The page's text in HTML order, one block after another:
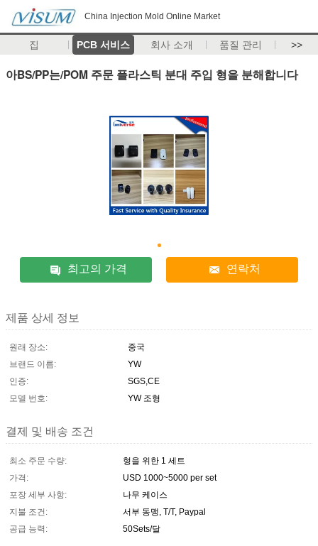
China Injection Mold Online Market
집 PCB 서비스 회사 소개 품질 관리 >>
아BS/PP는/POM 주문 플라스틱 분대 주입 형을 분해합니다
최고의 가격 연락처
제품 상세 정보
원래 장소:
중국
브랜드 이름:
YW
인증:
SGS,CE
모델 번호:
YW 조형
결제 및 배송 조건
최소 주문 수량:
형을 위한 1 세트
가격:
USD 1000~5000 per set
포장 세부 사항:
나무 케이스
지불 조건:
서부 동맹, T/T, Paypal
공급 능력:
50Sets/달